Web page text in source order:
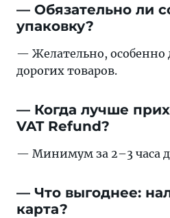
— Обязательно ли
упаковку?
— Желательно, особенно
дорогих товаров.
— Когда лучше
VAT Refund?
— Минимум за 2–3 часа
— Что выгоднее:
карта?